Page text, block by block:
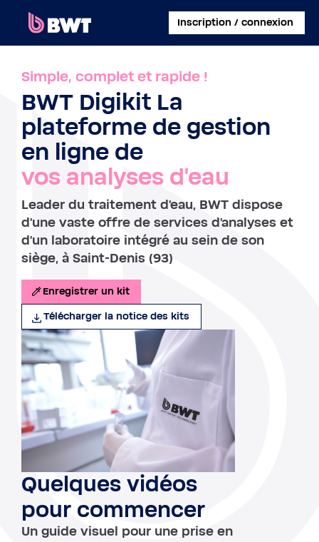
Inscription / connexion
SE CONNECTER
CRÉER UN COMPTE CLIENT
ENREGISTRER UN KIT SANS COMPTE
À PROPOS DE BWT
CONTACT
Simple, complet et rapide !
BWT Digikit La
plateforme de gestion
en ligne de
vos analyses d'eau
Leader du traitement d'eau, BWT dispose
d'une vaste offre de services d'analyses et
d'un laboratoire intégré au sein de son
siège, à Saint-Denis (93)
Enregistrer un kit
Télécharger la notice des kits
Quelques vidéos
pour commencer
Un guide visuel pour une prise en